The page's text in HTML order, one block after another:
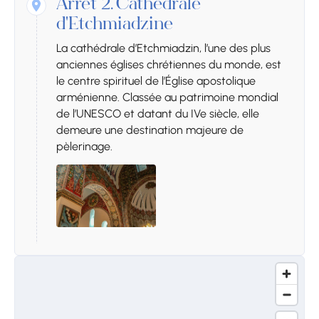
Arrêt 2.Cathédrale
d'Etchmiadzine
La cathédrale d’Etchmiadzin, l’une des plus
anciennes églises chrétiennes du monde, est
le centre spirituel de l’Église apostolique
arménienne. Classée au patrimoine mondial
de l’UNESCO et datant du IVe siècle, elle
demeure une destination majeure de
pèlerinage.
La Symphonie des pierres est une formation